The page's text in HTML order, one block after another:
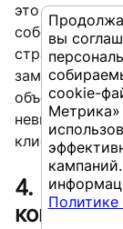
это не
странность
замечает
невидимая
клиента, чаще
4.
вы
cookie-
Метрика»
Политике